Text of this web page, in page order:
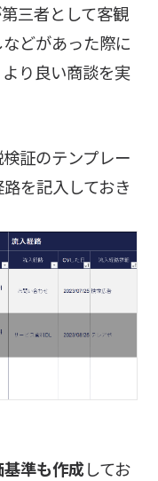
三者として客観
どがあった際に
り良い商談を実
証のテンプレー
を記入しておき
準も作成してお